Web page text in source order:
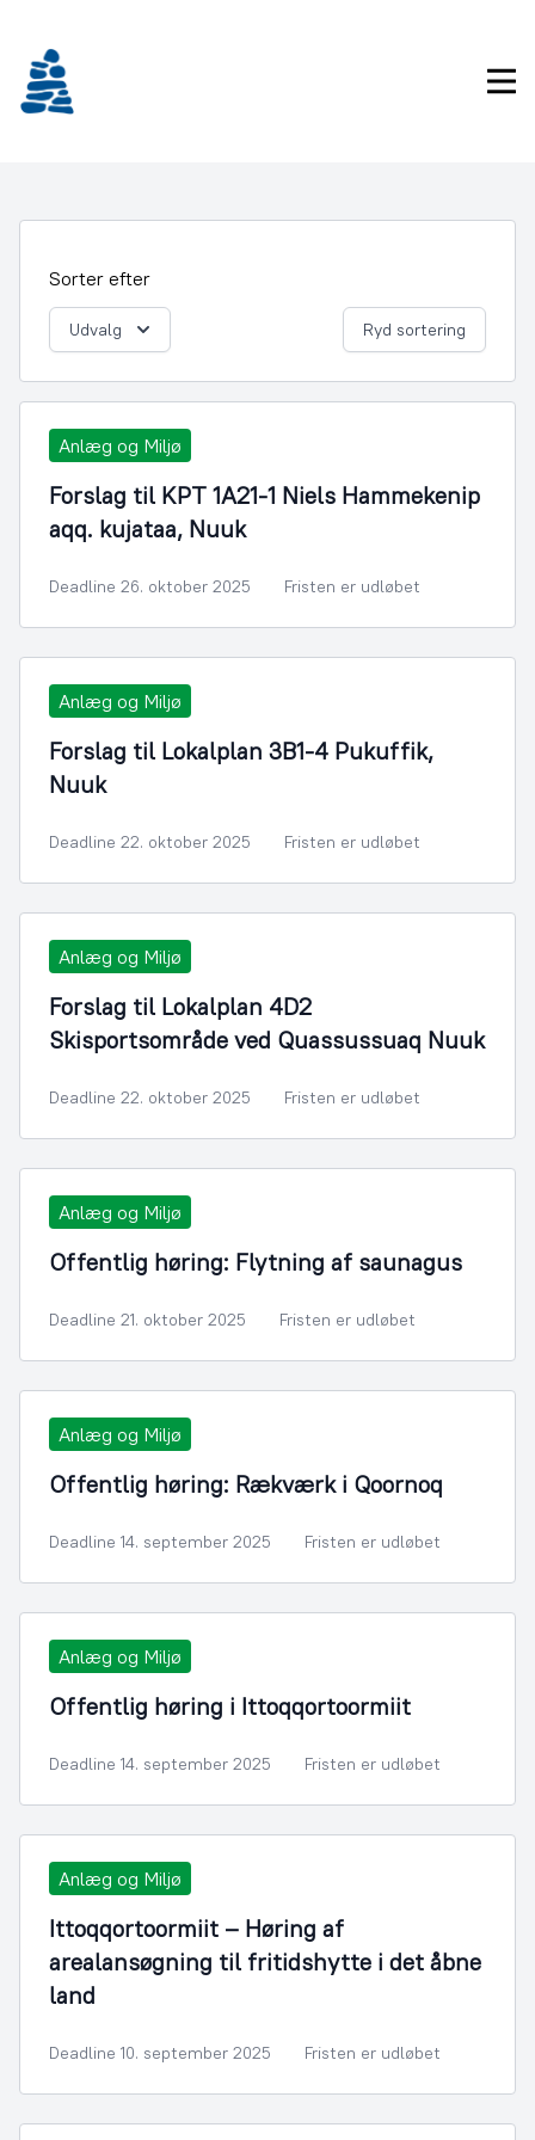
indhold
Sorter efter
Udvalg Ryd sortering
Anlæg og Miljø
Forslag til KPT 1A21-1 Niels Hammekenip
aqq. kujataa, Nuuk
Deadline 26. oktober 2025 Fristen er udløbet
Anlæg og Miljø
Forslag til Lokalplan 3B1-4 Pukuffik,
Nuuk
Deadline 22. oktober 2025 Fristen er udløbet
Anlæg og Miljø
Forslag til Lokalplan 4D2
Skisportsområde ved Quassussuaq Nuuk
Deadline 22. oktober 2025 Fristen er udløbet
Anlæg og Miljø
Offentlig høring: Flytning af saunagus
Deadline 21. oktober 2025 Fristen er udløbet
Anlæg og Miljø
Offentlig høring: Rækværk i Qoornoq
Deadline 14. september 2025 Fristen er udløbet
Anlæg og Miljø
Offentlig høring i Ittoqqortoormiit
Deadline 14. september 2025 Fristen er udløbet
Anlæg og Miljø
Ittoqqortoormiit – Høring af
arealansøgning til fritidshytte i det åbne
land
Deadline 10. september 2025 Fristen er udløbet